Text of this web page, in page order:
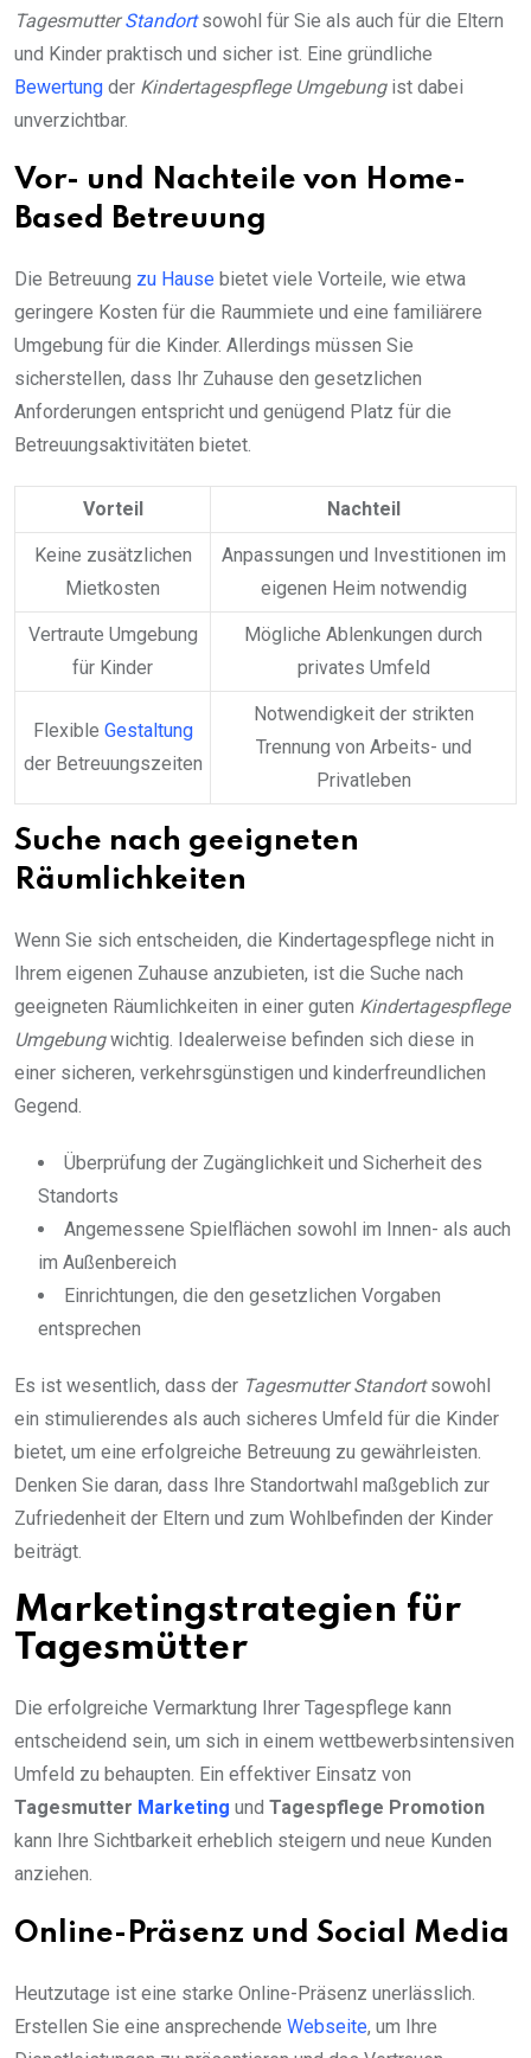
TagesmutterStandortsowohl für Sie als auch für die Eltern
und Kinder praktisch und sicher ist. Eine gründliche
Bewertung der Kindertagespflege Umgebungist dabei
unverzichtbar.
Vor- und Nachteile von Home-
Based Betreuung
Die Betreuung zu Hause bietet viele Vorteile, wie etwa
geringere Kosten für die Raummiete und eine familiärere
Umgebung für die Kinder. Allerdings müssen Sie
sicherstellen, dass Ihr Zuhause den gesetzlichen
Anforderungen entspricht und genügend Platz für die
Betreuungsaktivitäten bietet.
Vorteil Nachteil
Keine zusätzlichen
Mietkosten
Anpassungen und Investitionen im
eigenen Heim notwendig
Vertraute Umgebung
für Kinder
Mögliche Ablenkungen durch
privates Umfeld
Flexible Gestaltung
der Betreuungszeiten
Notwendigkeit der strikten
Trennung von Arbeits- und
Privatleben
Suche nach geeigneten
Räumlichkeiten
Wenn Sie sich entscheiden, die Kindertagespflege nicht in
Ihrem eigenen Zuhause anzubieten, ist die Suche nach
geeigneten Räumlichkeiten in einer guten Kindertagespflege
Umgebungwichtig. Idealerweise befinden sich diese in
einer sicheren, verkehrsgünstigen und kinderfreundlichen
Gegend.
Überprüfung der Zugänglichkeit und Sicherheit des
Standorts
Angemessene Spielflächen sowohl im Innen- als auch
im Außenbereich
Einrichtungen, die den gesetzlichen Vorgaben
entsprechen
Es ist wesentlich, dass der Tagesmutter Standortsowohl
ein stimulierendes als auch sicheres Umfeld für die Kinder
bietet, um eine erfolgreiche Betreuung zu gewährleisten.
Denken Sie daran, dass Ihre Standortwahl maßgeblich zur
Zufriedenheit der Eltern und zum Wohlbefinden der Kinder
beiträgt.
Marketingstrategien für
Tagesmütter
Die erfolgreiche Vermarktung Ihrer Tagespflege kann
entscheidend sein, um sich in einem wettbewerbsintensiven
Umfeld zu behaupten. Ein effektiver Einsatz von
Tagesmutter Marketing und Tagespflege Promotion
kann Ihre Sichtbarkeit erheblich steigern und neue Kunden
anziehen.
Online-Präsenz und Social Media
Heutzutage ist eine starke Online-Präsenz unerlässlich.
Erstellen Sie eine ansprechende Webseite, um Ihre